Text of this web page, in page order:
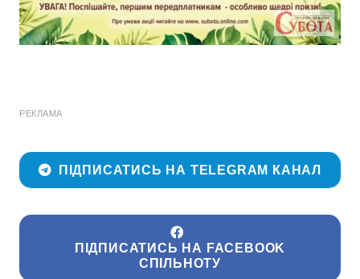
РЕКЛАМА
ПІДПИСАТИСЬ НА TELEGRAM КАНАЛ
ПІДПИСАТИСЬ НА FACEBOOK
СПІЛЬНОТУ